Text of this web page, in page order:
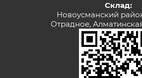
Склад:
Новоусманский
Отрадное,